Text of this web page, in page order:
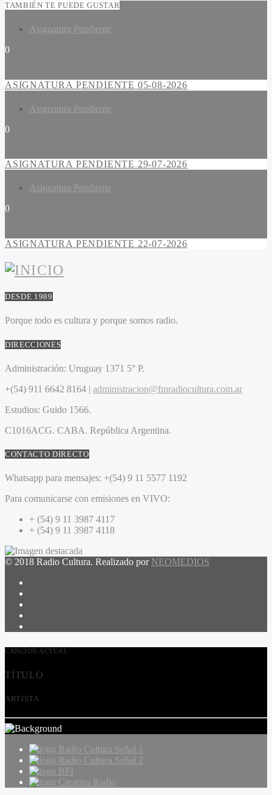
TAMBIÉN TE PUEDE GUSTAR
Asignatura Pendiente
0
ASIGNATURA PENDIENTE 05-08-2026
Asignatura Pendiente
0
ASIGNATURA PENDIENTE 29-07-2026
Asignatura Pendiente
0
ASIGNATURA PENDIENTE 22-07-2026
DESDE 1989
Porque todo es cultura y porque somos radio.
DIRECCIONES
Administración: Uruguay 1371 5° P.
+(54) 911 6642 8164 | administracion@fmradiocultura.com.ar
Estudios: Guido 1566.
C1016ACG. CABA. República Argentina.
CONTACTO DIRECTO
Whatsapp para mensajes: +(54) 9 11 5577 1192
Para comunicarse con emisiones en VIVO:
+ (54) 9 11 3987 4117
+ (54) 9 11 3987 4118
© 2018 Radio Cultura. Realizado por NEOMEDIOS
CANCIÓN ACTUAL
TÍTULO
ARTISTA
Radio Cultura Señal 1
Radio Cultura Señal 2
RFI
Creativa Radio